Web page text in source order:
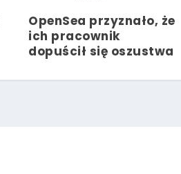
OpenSea przyznało, że
ich pracownik
dopuścił się oszustwa